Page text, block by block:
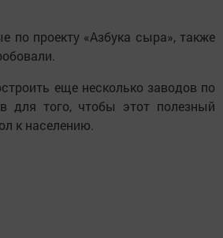
по проекту «Азбука сыра», также
еще несколько заводов по
для того, чтобы этот полезный
к населению.